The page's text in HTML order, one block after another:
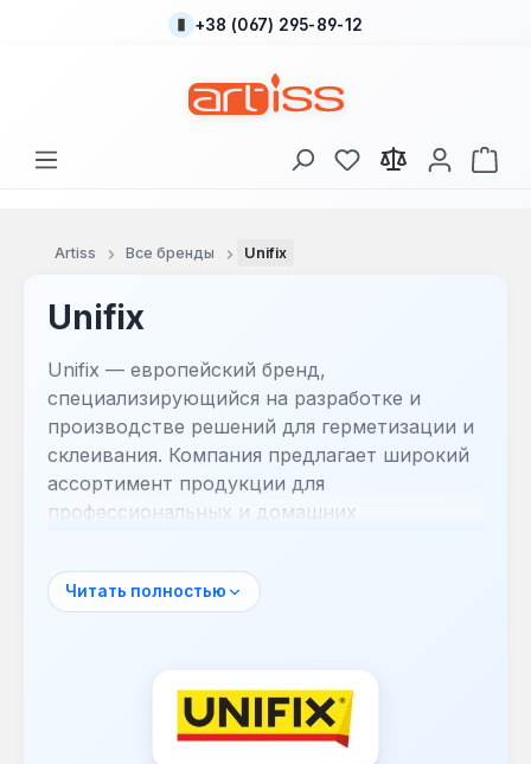
Перейти к основному содержанию
+38 (067) 295-89-12
У вас есть товары
В
Artiss Все бренды Unifix
Unifix
Unifix — европейский бренд,
специализирующийся на разработке и
производстве решений для герметизации и
склеивания. Компания предлагает широкий
ассортимент продукции для
профессиональных и домашних
Ассортимент продукции Unifix охватывает
строительные пены, клеи, герметики,
химию. Многолетний опыт в сфере
промышленной герметизации и розничной
торговли позволяет бренду создавать
Читать полностью